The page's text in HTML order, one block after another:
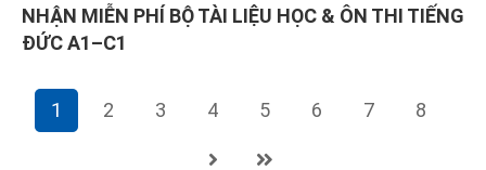
NHẬN MIỄN PHÍ BỘ TÀI LIỆU HỌC & ÔN THI TIẾNG
ĐỨC A1–C1
1 2 3 4 5 6 7 8